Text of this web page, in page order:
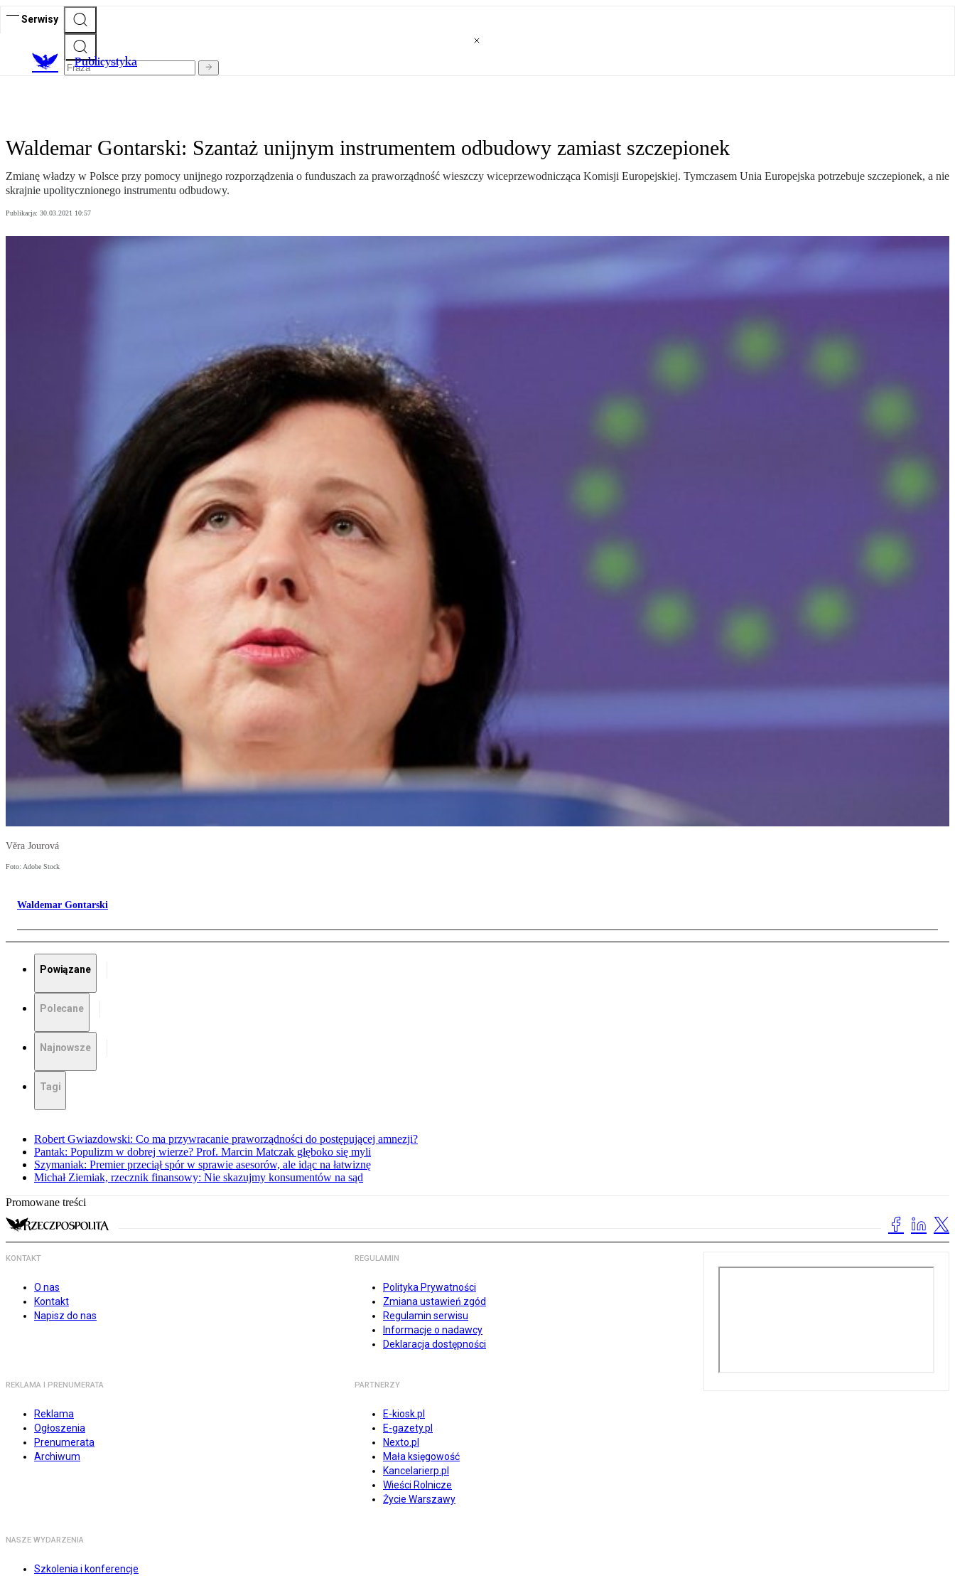
Serwisy
Publicystyka
Waldemar Gontarski: Szantaż unijnym instrumentem odbudowy zamiast szczepionek
Zmianę władzy w Polsce przy pomocy unijnego rozporządzenia o funduszach za praworządność wieszczy wiceprzewodnicząca Komisji Europejskiej. Tymczasem Unia Europejska potrzebuje szczepionek, a nie
skrajnie upolitycznionego instrumentu odbudowy.
Publikacja: 30.03.2021 10:57
Věra Jourová
Foto: Adobe Stock
Waldemar Gontarski
Powiązane
Polecane
Najnowsze
Tagi
Robert Gwiazdowski: Co ma przywracanie praworządności do postępującej amnezji?
Pantak: Populizm w dobrej wierze? Prof. Marcin Matczak głęboko się myli
Szymaniak: Premier przeciął spór w sprawie asesorów, ale idąc na łatwiznę
Michał Ziemiak, rzecznik finansowy: Nie skazujmy konsumentów na sąd
Promowane treści
KONTAKT
O nas
Kontakt
Napisz do nas
REGULAMIN
Polityka Prywatności
Zmiana ustawień zgód
Regulamin serwisu
Informacje o nadawcy
Deklaracja dostępności
REKLAMA I PRENUMERATA
Reklama
Ogłoszenia
Prenumerata
Archiwum
PARTNERZY
E-kiosk.pl
E-gazety.pl
Nexto.pl
Mała księgowość
Kancelarierp.pl
Wieści Rolnicze
Życie Warszawy
NASZE WYDARZENIA
Szkolenia i konferencje